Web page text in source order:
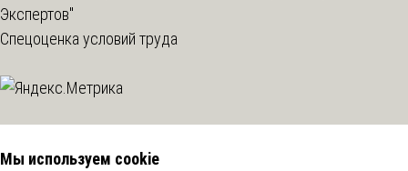
Экспертов"
Спецоценка условий труда
Мы используем cookie